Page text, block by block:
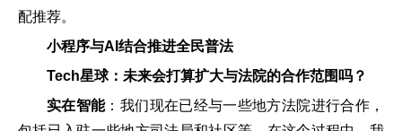
配推荐。
小程序与AI结合推进全民普法
Tech星球：未来会打算扩大与法院的合作范围吗？
实在智能：我们现在已经与一些地方法院进行合作，